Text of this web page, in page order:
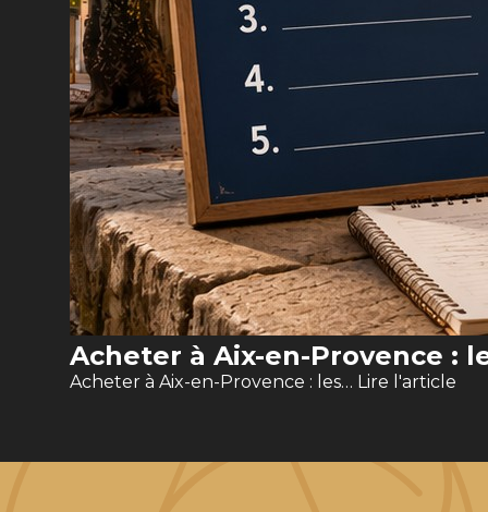
Acheter à Aix-en-Provence :
Acheter à Aix-en-Provence : les… Lire l'article